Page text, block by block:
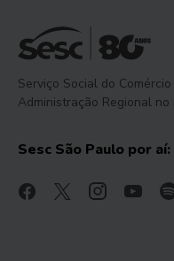
Serviço Social do Comércio
Administração Regional
Sesc São Paulo por aí: